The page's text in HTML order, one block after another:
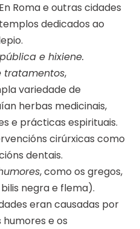
Roma e outras cidades
dedicados ao
e hixiene.
tratamentos,
variedade de
herbas medicinais,
e prácticas espirituais.
cirúrxicas como
dentais.
, como os gregos,
negra e flema).
eran causadas por
e os